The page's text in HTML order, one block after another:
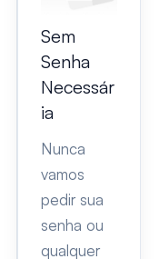
Sem
Senha
Necessár
ia
Nunca
vamos
pedir sua
senha ou
qualquer